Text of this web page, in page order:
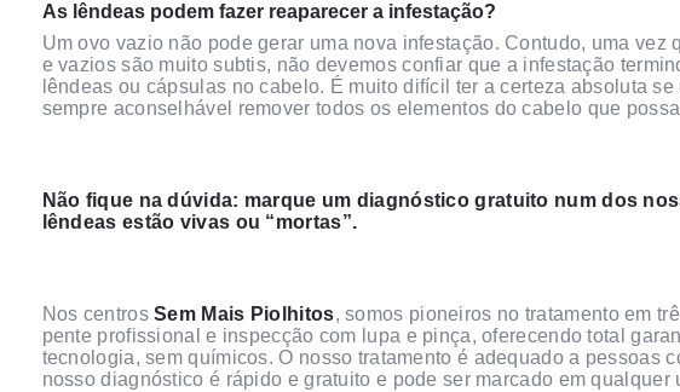
As lêndeas podem fazer reaparecer a infestação?
Um ovo vazio não pode gerar uma nova infestação. Contudo, uma vez
e vazios são muito subtis, não devemos confiar que a infestação
lêndeas ou cápsulas no cabelo. É muito difícil ter a certeza absoluta
sempre aconselhável remover todos os elementos do cabelo que
Não fique na dúvida: marque um diagnóstico gratuito num dos
lêndeas estão vivas ou “mortas”.
Nos centrosSem Mais Piolhitos, somos pioneiros no tratamento em
pente profissional e inspecção com lupa e pinça, oferecendo total
tecnologia, sem químicos. O nosso tratamento é adequado a pessoas
nosso diagnóstico é rápido e gratuito e pode ser marcado em qualquer